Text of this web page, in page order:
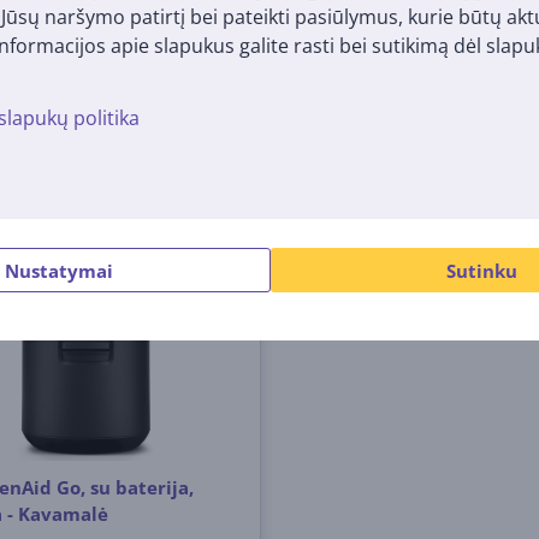
naršymo patirtį bei pateikti pasiūlymus, kurie būtų
apie slapukus galite rasti bei sutikimą dėl
politika
Nustatymai Sutinku
99 € 17999 €
Go, su baterija,
- Kavamalė